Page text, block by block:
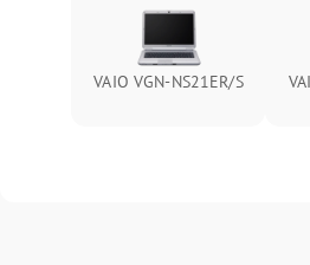
VAIO VGN-NS21ER/S